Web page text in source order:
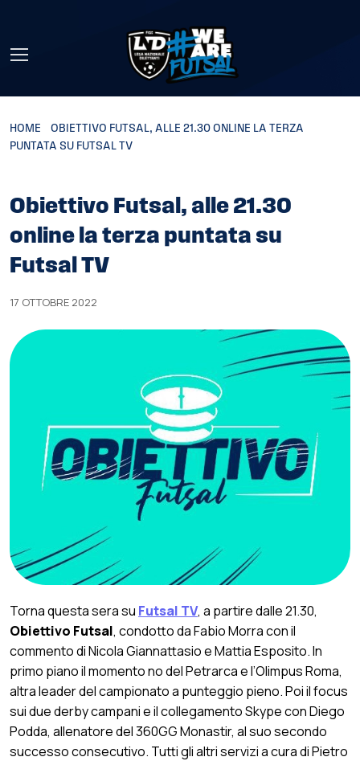
HOME
OBIETTIVO FUTSAL, ALLE 21.30 ONLINE LA TERZA
PUNTATA SU FUTSAL TV
Obiettivo Futsal, alle 21.30
online la terza puntata su
Futsal TV
17 OTTOBRE 2022
Torna questa sera su Futsal TV, a partire dalle 21.30,
Obiettivo Futsal, condotto da Fabio Morra con il
commento di Nicola Giannattasio e Mattia Esposito. In
primo piano il momento no del Petrarca e l’Olimpus Roma,
altra leader del campionato a punteggio pieno. Poi il focus
sui due derby campani e il collegamento Skype con Diego
Podda, allenatore del 360GG Monastir, al suo secondo
successo consecutivo. Tutti gli altri servizi a cura di Pietro